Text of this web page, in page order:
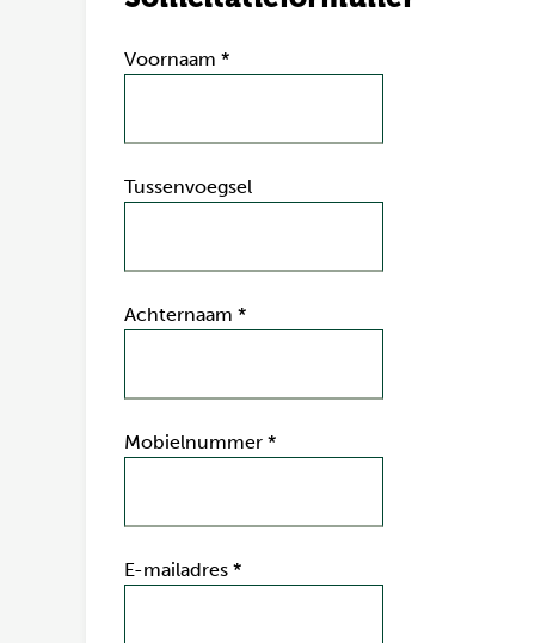
Voornaam *
Tussenvoegsel
Achternaam *
Mobielnummer *
E-mailadres *